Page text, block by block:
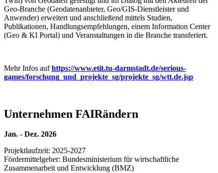
Geo-Branche (Geodatenanbieter, Geo/GIS-Dienstleister und
Anwender) erweitert und anschließend mittels Studien,
Publikationen, Handlungsempfehlungen, einem Information Center
(Geo & KI Portal) und Veranstaltungen in die Branche transferiert.
Mehr Infos aufhttps://www.etit.tu-darmstadt.de/serious-
games/forschung_und_projekte_sg/projekte_sg/wtt.de.jsp
Unternehmen FAIRändern
Jan. - Dez. 2026
Projektlaufzeit: 2025-2027
Fördermittelgeber: Bundesministerium für wirtschaftliche
Zusammenarbeit und Entwicklung (BMZ)